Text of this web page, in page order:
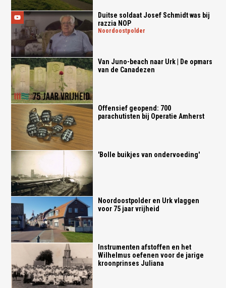
Duitse soldaat Josef Schmidt was bij
razzia NOP
noordoostpolder
Van Juno-beach naar Urk | De opmars
van de Canadezen
Offensief geopend: 700
parachutisten bij Operatie Amherst
'Bolle buikjes van ondervoeding'
Noordoostpolder en Urk vlaggen
voor 75 jaar vrijheid
Instrumenten afstoffen en het
Wilhelmus oefenen voor de jarige
kroonprinses Juliana